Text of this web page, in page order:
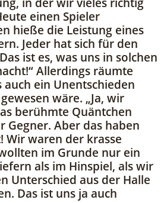
einen Spieler
hieße die Leistung eines
Jeder hat sich für den
ist es, was uns in solchen
Allerdings räumte
auch ein Unentschieden
wäre. „Ja, wir
berühmte Quäntchen
Gegner. Aber das haben
waren der krasse
im Grunde nur ein
als im Hinspiel, als wir
Unterschied aus der Halle
Das ist uns ja auch